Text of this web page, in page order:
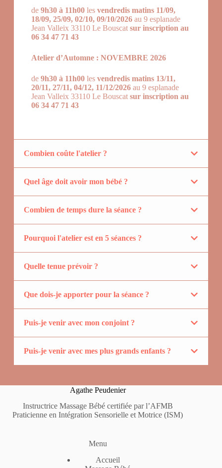
de 9h30 à 11h00les vendredis matins 11/09,
18/09, 25/09, 02/10, 09/10/2026au 9 esplanade
Jean Valleix 33110 Le Bouscatsur inscription au
06 34 47 71 43
Atelier d’Automne : NOVEMBRE 2026
de 9h30 à 11h00les vendredis matins 13/11,
20/11, 27/11, 04/12, 11/12/2026au 9 esplanade
Jean Valleix 33110 Le Bouscatsur inscription au
06 34 47 71 43
Combien coûte l'atelier ?
Quel âge doit avoir mon bébé ?
Combien de temps dure la séance ?
Pourquoi l'atelier est en 5 séances ?
Quelle tenue prévoir ?
Que dois-je apporter pour la séance ?
Puis-je venir avec mon conjoint ?
Puis-je venir avec mes plus grands enfants ?
Agathe Peudenier
Instructrice Massage Bébé certifiée par l’AFMB
Praticienne en Intégration Sensorielle et Motrice (ISM)
Menu
Accueil